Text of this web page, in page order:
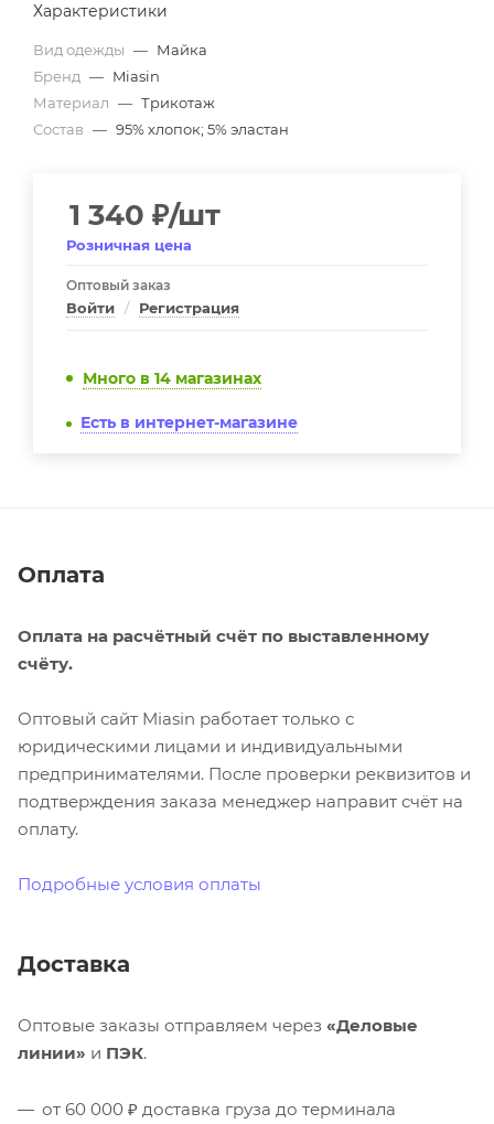
Характеристики
Вид одежды — Майка
Бренд — Miasin
Материал — Трикотаж
Состав — 95% хлопок; 5% эластан
1 340 ₽/шт
Розничная цена
Оптовый заказ
Войти / Регистрация
Много в 14 магазинах
Есть в интернет-магазине
Оплата
Оплата на расчётный счёт по выставленному
счёту.
Оптовый сайт Miasin работает только с
юридическими лицами и индивидуальными
предпринимателями. После проверки реквизитов и
подтверждения заказа менеджер направит счёт на
оплату.
Подробные условия оплаты
Доставка
Оптовые заказы отправляем через «Деловые
линии» и ПЭК.
от 60 000 ₽ доставка груза до терминала